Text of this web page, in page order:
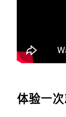
体验一